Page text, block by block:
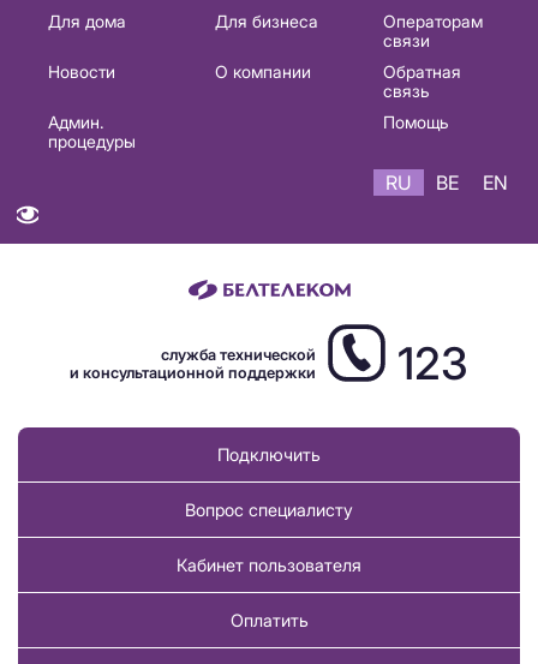
Основная
навигация
Для дома Для бизнеса
Операторам
связи
Новости
О компании
Обратная
связь
Админ.
процедуры
Помощь
RU BE EN
служба технической
и консультационной поддержки
123
Подключить
Вопрос специалисту
Кабинет пользователя
Оплатить